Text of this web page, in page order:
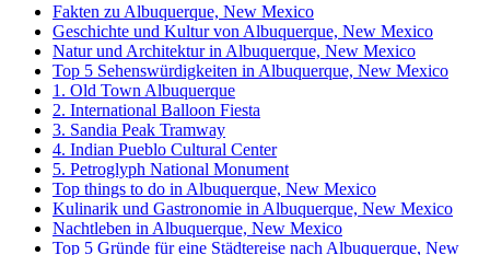
Fakten zu Albuquerque, New Mexico
Geschichte und Kultur von Albuquerque, New Mexico
Natur und Architektur in Albuquerque, New Mexico
Top 5 Sehenswürdigkeiten in Albuquerque, New Mexico
1. Old Town Albuquerque
2. International Balloon Fiesta
3. Sandia Peak Tramway
4. Indian Pueblo Cultural Center
5. Petroglyph National Monument
Top things to do in Albuquerque, New Mexico
Kulinarik und Gastronomie in Albuquerque, New Mexico
Nachtleben in Albuquerque, New Mexico
Top 5 Gründe für eine Städtereise nach Albuquerque, New